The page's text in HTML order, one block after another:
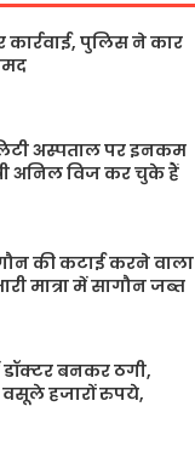
पुलिस ने कार
अस्पताल पर इनकम
अनिल विज कर चुके हैं
की कटाई करने वाला
मात्रा में सागौन जब्त
बनकर ठगी,
हजारों रुपये,